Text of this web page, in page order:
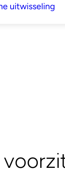
uitwisseling